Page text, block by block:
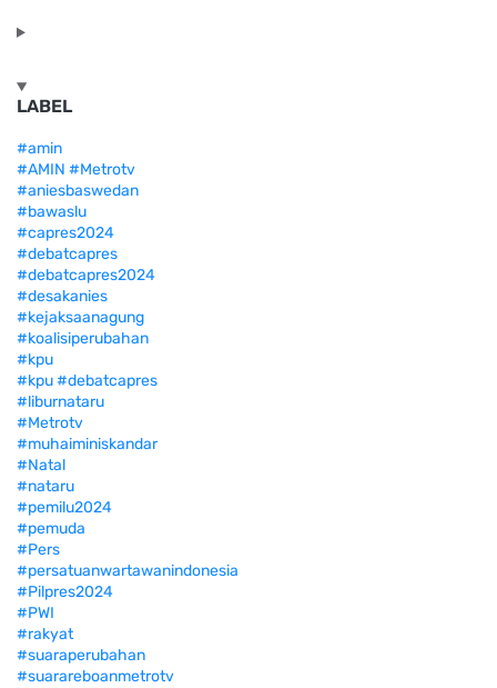
LABEL
#amin
#AMIN #Metrotv
#aniesbaswedan
#bawaslu
#capres2024
#debatcapres
#debatcapres2024
#desakanies
#kejaksaanagung
#koalisiperubahan
#kpu
#kpu #debatcapres
#liburnataru
#Metrotv
#muhaiminiskandar
#Natal
#nataru
#pemilu2024
#pemuda
#Pers
#persatuanwartawanindonesia
#Pilpres2024
#PWI
#rakyat
#suaraperubahan
#suarareboanmetrotv